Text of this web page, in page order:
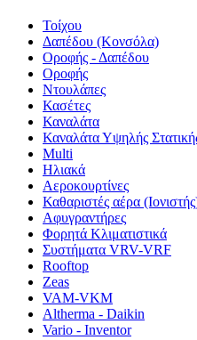
Τοίχου
Δαπέδου (Κονσόλα)
Οροφής - Δαπέδου
Οροφής
Ντουλάπες
Κασέτες
Καναλάτα
Καναλάτα Υψηλής
Multi
Ηλιακά
Αεροκουρτίνες
Καθαριστές αέρα
Αφυγραντήρες
Φορητά Κλιματιστικά
Συστήματα VRV-VRF
Rooftop
Zeas
VAM-VKM
Altherma - Daikin
Vario - Inventor